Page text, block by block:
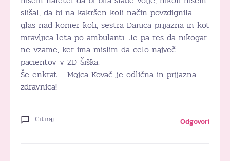
slišal, da bi na kakršen koli način povzdignila
glas nad komer koli, sestra Danica prijazna in kot
mravljica leta po ambulanti. Je pa res da nikogar
ne vzame, ker ima mislim da celo največ
pacientov v ZD Šiška.
Še enkrat – Mojca Kovač je odlična in prijazna
zdravnica!
Citiraj Odgovori